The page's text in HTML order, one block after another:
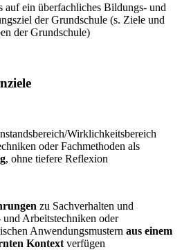
auf ein überfachliches Bildungs- und
der Grundschule (s. Ziele und
der Grundschule)
Wirklichkeitsbereich
oder Fachmethoden als
, ohne tiefere Reflexion
zu Sachverhalten und
Arbeitstechniken oder
Anwendungsmustern aus einem
Kontext verfügen